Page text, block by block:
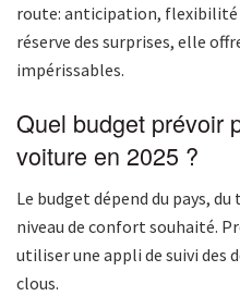
route: anticipation, flexibilité
réserve des surprises, elle
impérissables.
Quel budget prévoir
voiture en 2025 ?
Le budget dépend du pays,
niveau de confort souhaité.
utiliser une appli de suivi des
clous.